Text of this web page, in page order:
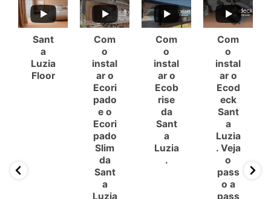
Sant
a
Luzia
Floor
Com
o
instal
ar o
Ecori
pado
e o
Ecori
pado
Slim
da
Sant
a
Luzia
Com
o
instal
ar o
Ecob
rise
da
Sant
a
Luzia
.
Com
o
instal
ar o
Ecod
eck
Sant
a
Luzia
. Veja
o
pass
o a
pass